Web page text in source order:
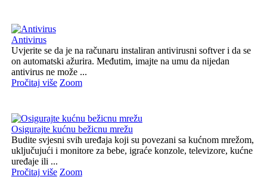
Antivirus
Uvjerite se da je na računaru instaliran antivirusni softver i da se
on automatski ažurira. Međutim, imajte na umu da nijedan
antivirus ne može ...
Pročitaj više Zoom
Osigurajte kućnu bežicnu mrežu
Budite svjesni svih uređaja koji su povezani sa kućnom mrežom,
uključujući i monitore za bebe, igraće konzole, televizore, kućne
uređaje ili ...
Pročitaj više Zoom